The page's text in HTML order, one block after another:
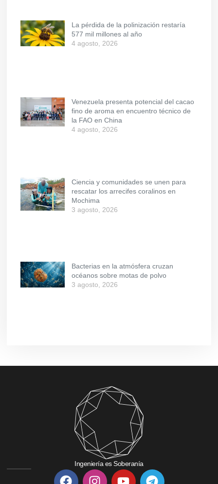
La pérdida de la polinización restaría
577 mil millones al año
4 agosto, 2026
Venezuela presenta potencial del cacao
fino de aroma en encuentro técnico de
la FAO en China
4 agosto, 2026
Ciencia y comunidades se unen para
rescatar los arrecifes coralinos en
Mochima
3 agosto, 2026
Bacterias en la atmósfera cruzan
océanos sobre motas de polvo
3 agosto, 2026
Ingeniería es Soberanía